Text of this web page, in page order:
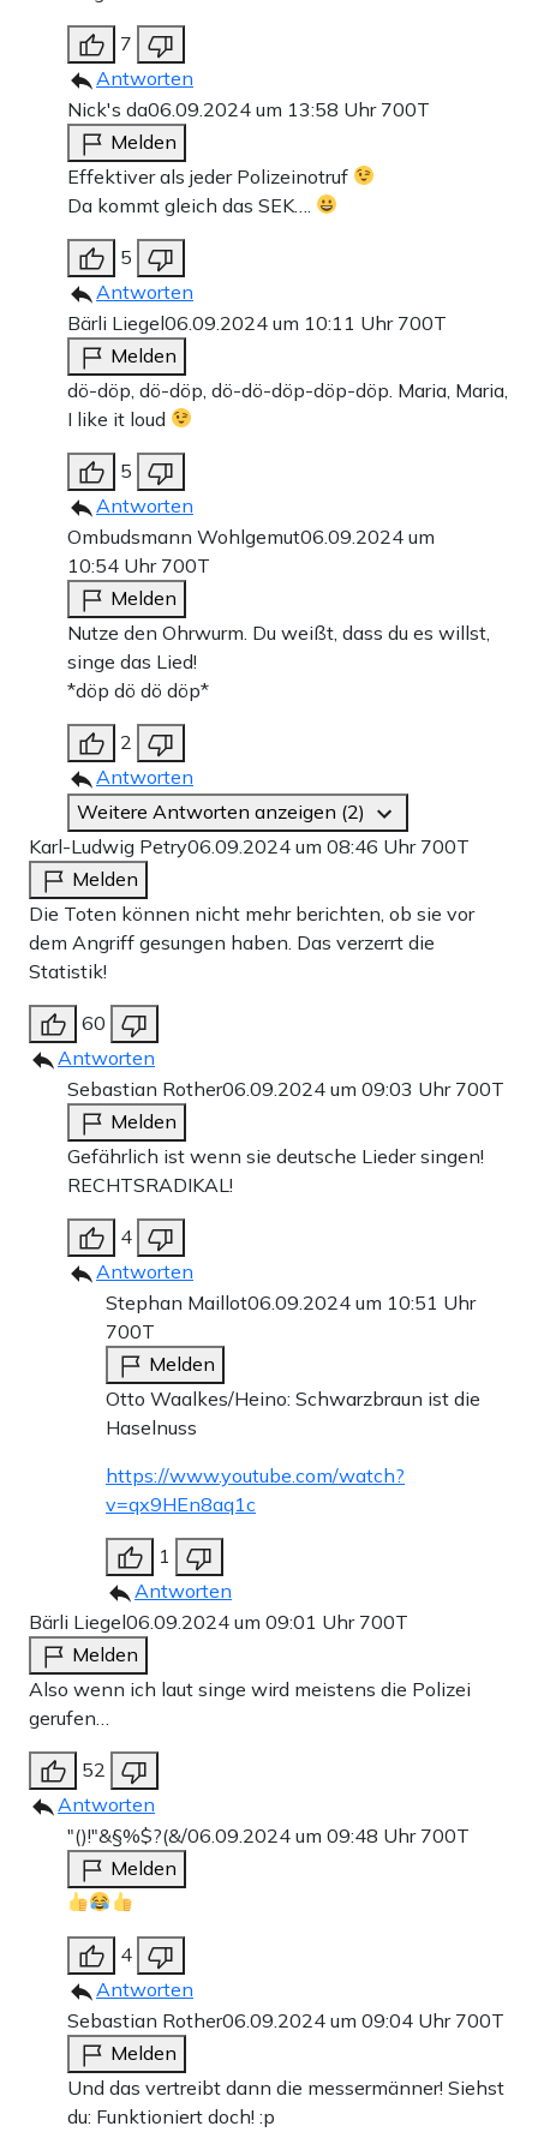
7
Antworten
Nick's da06.09.2024 um 13:58 Uhr 700T
Melden
Effektiver als jeder Polizeinotruf
Da kommt gleich das SEK….
5
Antworten
Bärli Liegel06.09.2024 um 10:11 Uhr 700T
Melden
dö-döp, dö-döp, dö-dö-döp-döp-döp. Maria, Maria,
I like it loud
5
Antworten
Ombudsmann Wohlgemut06.09.2024 um
10:54 Uhr 700T
Melden
Nutze den Ohrwurm. Du weißt, dass du es willst,
singe das Lied!
*döp dö dö döp*
2
Antworten
Weitere Antworten anzeigen (2)
Karl-Ludwig Petry06.09.2024 um 08:46 Uhr 700T
Melden
Die Toten können nicht mehr berichten, ob sie vor
dem Angriff gesungen haben. Das verzerrt die
Statistik!
60
Antworten
Sebastian Rother06.09.2024 um 09:03 Uhr 700T
Melden
Gefährlich ist wenn sie deutsche Lieder singen!
RECHTSRADIKAL!
4
Antworten
Stephan Maillot06.09.2024 um 10:51 Uhr
700T
Melden
Otto Waalkes/Heino: Schwarzbraun ist die
Haselnuss
https://www.youtube.com/watch?
v=qx9HEn8aq1c
1
Antworten
Bärli Liegel06.09.2024 um 09:01 Uhr 700T
Melden
Also wenn ich laut singe wird meistens die Polizei
gerufen…
52
Antworten
"()!"&§%$?(&/06.09.2024 um 09:48 Uhr 700T
Melden
4
Antworten
Sebastian Rother06.09.2024 um 09:04 Uhr 700T
Melden
Und das vertreibt dann die messermänner! Siehst
du: Funktioniert doch! :p